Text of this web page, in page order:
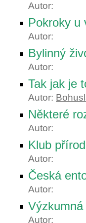
Autor:
Pokroky u
Autor:
Bylinný
Autor:
Tak jak je
Autor:
Některé
Autor:
Klub
Autor:
Česká
Autor:
Autor: